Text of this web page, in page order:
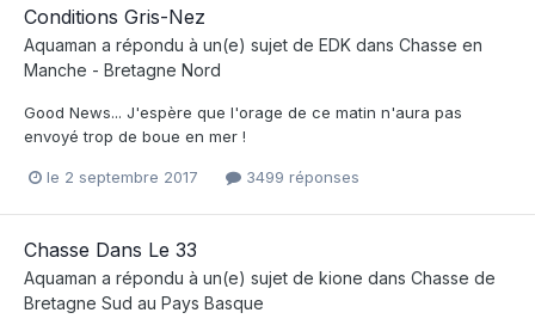
Conditions Gris-Nez
Aquaman a répondu à un(e) sujet de EDK dans Chasse en
Manche - Bretagne Nord
Good News... J'espère que l'orage de ce matin n'aura pas
envoyé trop de boue en mer !
le 2 septembre 2017 3499 réponses
Chasse Dans Le 33
Aquaman a répondu à un(e) sujet de kione dans Chasse de
Bretagne Sud au Pays Basque